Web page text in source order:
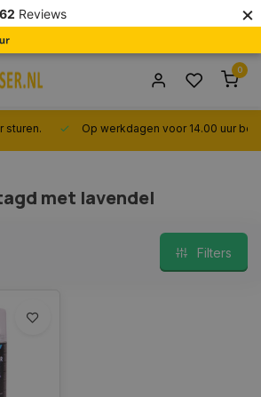
Reviews ×
0
sturen. Op werkdagen voor 14.00 uur
met lavendel
Filters